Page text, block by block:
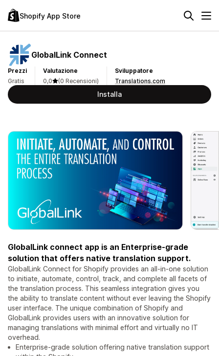
Shopify App Store
GlobalLink Connect
Prezzi
Gratis
Valutazione
0,0
(0 Recensioni)
Sviluppatore
Translations.com
Installa
GlobalLink connect app is an Enterprise-grade
solution that offers native translation support.
GlobalLink Connect for Shopify provides an all-in-one solution
to initiate, automate, control, track, and complete all facets of
the translation process. This seamless integration gives you
the ability to translate content without ever leaving the Shopify
user interface. The unique combination of Shopify and
GlobalLink provides users with an innovative solution for
managing translations with minimal effort and virtually no IT
overhead.
Enterprise-grade solution offering native translation support